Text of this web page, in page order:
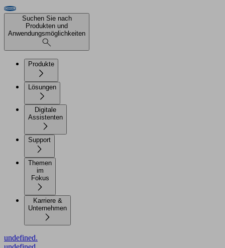
Suchen Sie nach
Produkten und
Anwendungsmöglichkeiten
Produkte
Lösungen
Digitale
Assistenten
Support
Themen
im
Karriere &
Unternehmen
undefined.